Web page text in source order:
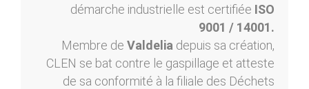
démarche industrielle est certifiée ISO
9001 / 14001.
Membre de Valdelia depuis sa création,
CLEN se bat contre le gaspillage et atteste
de sa conformité à la filiale des Déchets